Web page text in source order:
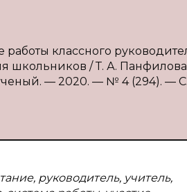
классного
школьников / Т. А.
— 2020. — № 4 (294). —
руководитель, учитель,